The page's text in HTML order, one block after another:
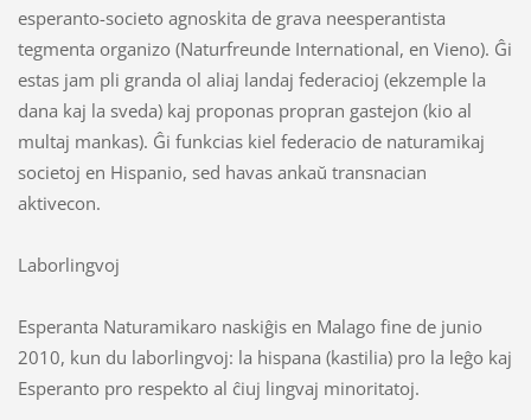
esperanto-societo agnoskita de grava neesperantista
tegmenta organizo (Naturfreunde International, en Vieno). Ĝi
estas jam pli granda ol aliaj landaj federacioj (ekzemple la
dana kaj la sveda) kaj proponas propran gastejon (kio al
multaj mankas). Ĝi funkcias kiel federacio de naturamikaj
societoj en Hispanio, sed havas ankaŭ transnacian
aktivecon.
Laborlingvoj
Esperanta Naturamikaro naskiĝis en Malago fine de junio
2010, kun du laborlingvoj: la hispana (kastilia) pro la leĝo kaj
Esperanto pro respekto al ĉiuj lingvaj minoritatoj.